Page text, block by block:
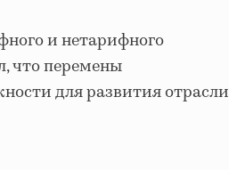
и нетарифного
что перемены
для развития отрасли